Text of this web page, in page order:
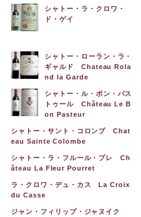
シャトー・ラ・クロワ・
ド・ゲイ
シャトー・ローラン・ラ・
ギャルド Chateau Rola
nd la Garde
シャトー・ル・ボン・パス
トゥール Château Le B
on Pasteur
シャトー・サント・コロンブ Chat
eau Sainte Colombe
シャトー・ラ・フルール・プレ Ch
âteau La Fleur Pourret
ラ・クロワ・デュ・カス La Croix
du Casse
ジャン・フィリップ・ジャヌイク